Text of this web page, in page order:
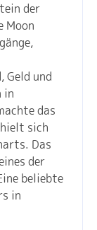
der
Moon
Geld und
in
das
sich
Das
der
beliebte
in